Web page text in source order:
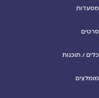
מסעדות
סרטים
כלים / תוכנות
מומלצים